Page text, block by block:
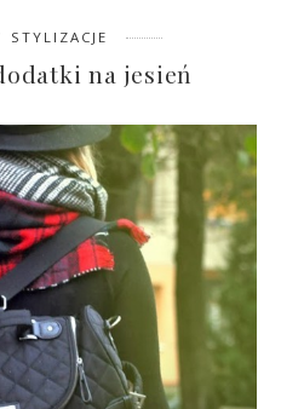
STYLIZACJE
na jesień